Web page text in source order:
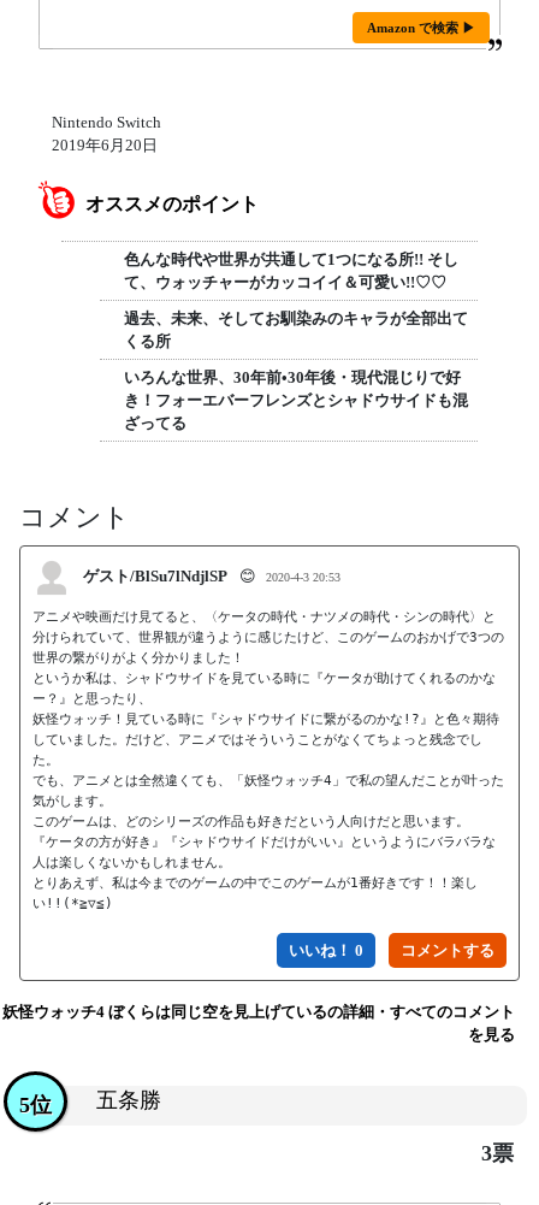
Amazon で検索 ▶
Nintendo Switch
2019年6月20日
オススメのポイント
色んな時代や世界が共通して1つになる所!! そし
て、ウォッチャーがカッコイイ＆可愛い!!♡♡
過去、未来、そしてお馴染みのキャラが全部出て
くる所
いろんな世界、30年前•30年後・現代混じりで好
き！フォーエバーフレンズとシャドウサイドも混
ざってる
コメント
ゲスト/BlSu7lNdjlSP 😊 2020-4-3 20:53
アニメや映画だけ見てると、〈ケータの時代・ナツメの時代・シンの時代〉と
分けられていて、世界観が違うように感じたけど、このゲームのおかげで3つの
世界の繋がりがよく分かりました！
というか私は、シャドウサイドを見ている時に『ケータが助けてくれるのかな
ー？』と思ったり、
妖怪ウォッチ！見ている時に『シャドウサイドに繋がるのかな!?』と色々期待
していました。だけど、アニメではそういうことがなくてちょっと残念でし
た。
でも、アニメとは全然違くても、「妖怪ウォッチ4」で私の望んだことが叶った
気がします。
このゲームは、どのシリーズの作品も好きだという人向けだと思います。
『ケータの方が好き』『シャドウサイドだけがいい』というようにバラバラな
人は楽しくないかもしれません。
とりあえず、私は今までのゲームの中でこのゲームが1番好きです！！楽し
い!!(*≧▽≦)
いいね！ 0
妖怪ウォッチ4 ぼくらは同じ空を見上げているの詳細・すべてのコメント
を見る
五条勝
5位
3票